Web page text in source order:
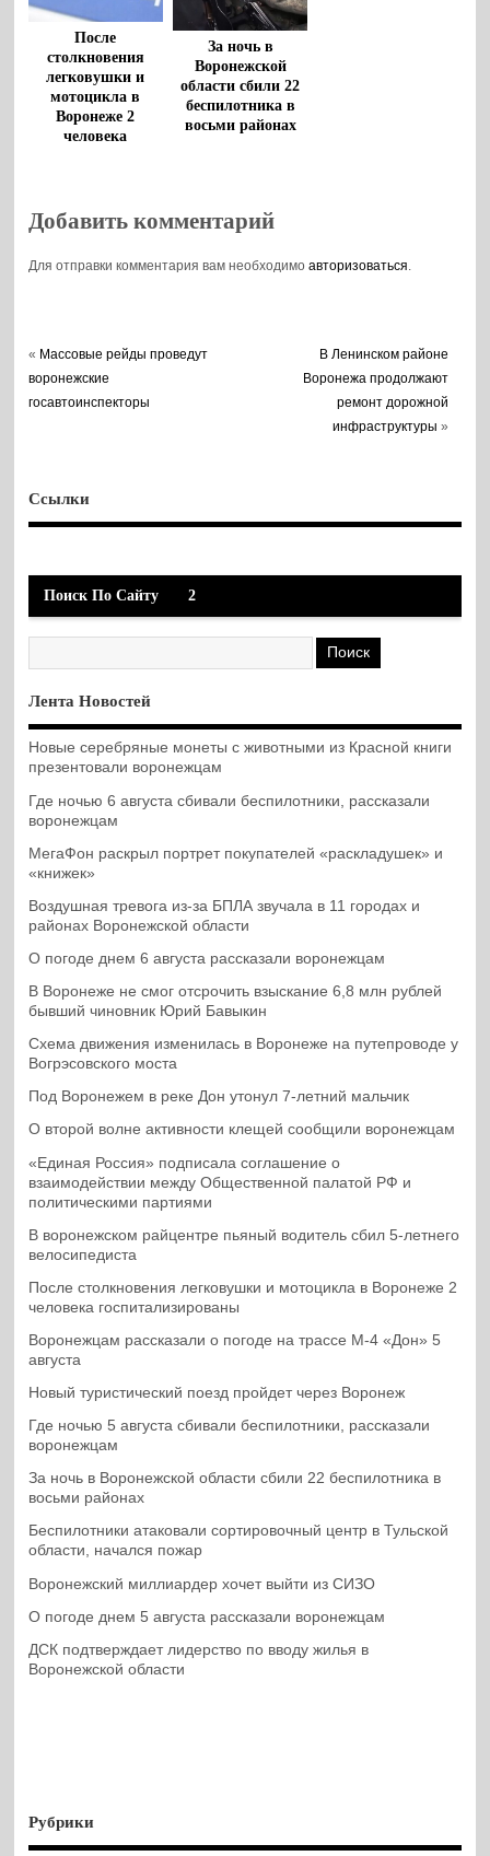
После
столкновения
легковушки и
мотоцикла в
Воронеже 2
человека
За ночь в
Воронежской
области сбили 22
беспилотника в
восьми районах
Добавить комментарий
Для отправки комментария вам необходимоавторизоваться.
« Массовые рейды проведут
воронежские
госавтоинспекторы
В Ленинском районе
Воронежа продолжают
ремонт дорожной
инфраструктуры »
Ссылки
Поиск По Сайту 2
Лента Новостей
Новые серебряные монеты с животными из Красной книги
презентовали воронежцам
Где ночью 6 августа сбивали беспилотники, рассказали
воронежцам
МегаФон раскрыл портрет покупателей «раскладушек» и
«книжек»
Воздушная тревога из-за БПЛА звучала в 11 городах и
районах Воронежской области
О погоде днем 6 августа рассказали воронежцам
В Воронеже не смог отсрочить взыскание 6,8 млн рублей
бывший чиновник Юрий Бавыкин
Схема движения изменилась в Воронеже на путепроводе у
Вогрэсовского моста
Под Воронежем в реке Дон утонул 7-летний мальчик
О второй волне активности клещей сообщили воронежцам
«Единая Россия» подписала соглашение о
взаимодействии между Общественной палатой РФ и
политическими партиями
В воронежском райцентре пьяный водитель сбил 5-летнего
велосипедиста
После столкновения легковушки и мотоцикла в Воронеже 2
человека госпитализированы
Воронежцам рассказали о погоде на трассе М-4 «Дон» 5
августа
Новый туристический поезд пройдет через Воронеж
Где ночью 5 августа сбивали беспилотники, рассказали
воронежцам
За ночь в Воронежской области сбили 22 беспилотника в
восьми районах
Беспилотники атаковали сортировочный центр в Тульской
области, начался пожар
Воронежский миллиардер хочет выйти из СИЗО
О погоде днем 5 августа рассказали воронежцам
ДСК подтверждает лидерство по вводу жилья в
Воронежской области
Рубрики